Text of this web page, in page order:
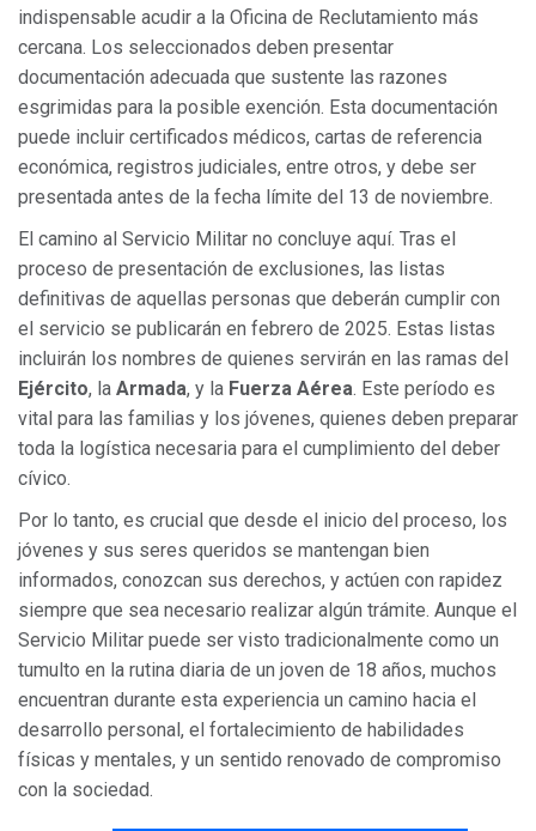
indispensable acudir a la Oficina de Reclutamiento más
cercana. Los seleccionados deben presentar
documentación adecuada que sustente las razones
esgrimidas para la posible exención. Esta documentación
puede incluir certificados médicos, cartas de referencia
económica, registros judiciales, entre otros, y debe ser
presentada antes de la fecha límite del 13 de noviembre.
El camino al Servicio Militar no concluye aquí. Tras el
proceso de presentación de exclusiones, las listas
definitivas de aquellas personas que deberán cumplir con
el servicio se publicarán en febrero de 2025. Estas listas
incluirán los nombres de quienes servirán en las ramas del
Ejército, la Armada, y la Fuerza Aérea. Este período es
vital para las familias y los jóvenes, quienes deben preparar
toda la logística necesaria para el cumplimiento del deber
cívico.
Por lo tanto, es crucial que desde el inicio del proceso, los
jóvenes y sus seres queridos se mantengan bien
informados, conozcan sus derechos, y actúen con rapidez
siempre que sea necesario realizar algún trámite. Aunque el
Servicio Militar puede ser visto tradicionalmente como un
tumulto en la rutina diaria de un joven de 18 años, muchos
encuentran durante esta experiencia un camino hacia el
desarrollo personal, el fortalecimiento de habilidades
físicas y mentales, y un sentido renovado de compromiso
con la sociedad.